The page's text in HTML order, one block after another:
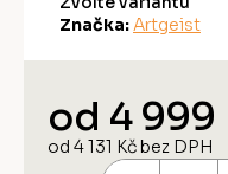
Značka: Artgeist
od 4 999
od 4 131 Kčbez DPH